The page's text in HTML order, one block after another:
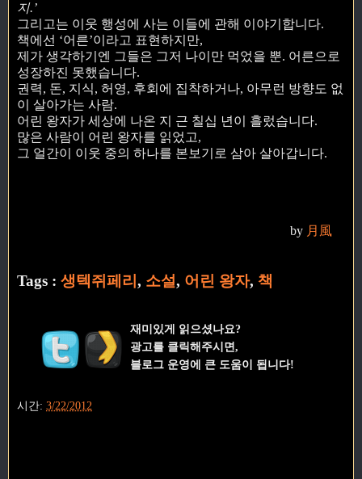
지.’
그리고는 이웃 행성에 사는 이들에 관해 이야기합니다.
책에선 ‘어른’이라고 표현하지만,
제가 생각하기엔 그들은 그저 나이만 먹었을 뿐. 어른으로
성장하진 못했습니다.
권력, 돈, 지식, 허영, 후회에 집착하거나, 아무런 방향도 없
이 살아가는 사람.
어린 왕자가 세상에 나온 지 근 칠십 년이 흘렀습니다.
많은 사람이 어린 왕자를 읽었고,
그 얼간이 이웃 중의 하나를 본보기로 삼아 살아갑니다.
by 月風
Tags : 생텍쥐페리 , 소설, 어린 왕자, 책
재미있게 읽으셨나요?
광고를 클릭해주시면,
블로그 운영에 큰 도움이 됩니다!
시간: 3/22/2012